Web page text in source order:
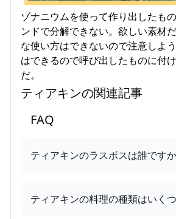
ゾナニウムを使って作り出したも
ンドで分解できない。欲しい素材
な使い方はできないので注意しよ
はできるので呼び出したものに付
だ。
ティアキンの関連記事
FAQ
ティアキンのラスボスは誰です
ティアキンの料理の種類はいく